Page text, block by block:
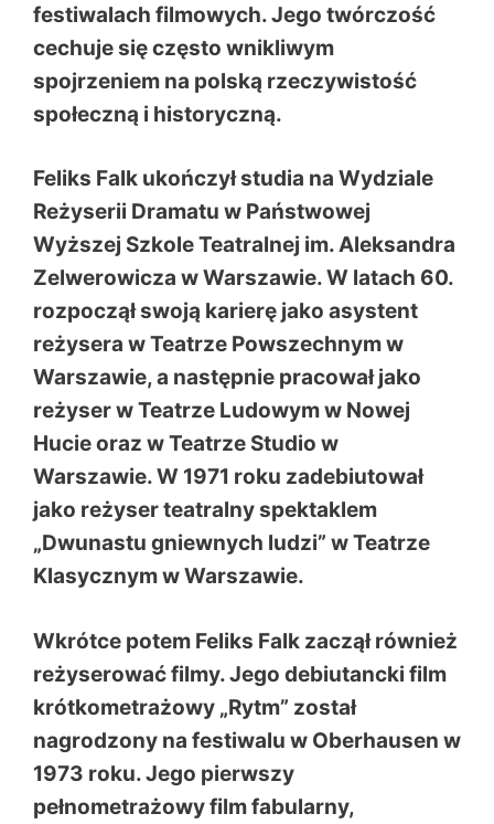
festiwalach filmowych. Jego twórczość
cechuje się często wnikliwym
spojrzeniem na polską rzeczywistość
społeczną i historyczną.
Feliks Falk ukończył studia na Wydziale
Reżyserii Dramatu w Państwowej
Wyższej Szkole Teatralnej im. Aleksandra
Zelwerowicza w Warszawie. W latach 60.
rozpoczął swoją karierę jako asystent
reżysera w Teatrze Powszechnym w
Warszawie, a następnie pracował jako
reżyser w Teatrze Ludowym w Nowej
Hucie oraz w Teatrze Studio w
Warszawie. W 1971 roku zadebiutował
jako reżyser teatralny spektaklem
„Dwunastu gniewnych ludzi” w Teatrze
Klasycznym w Warszawie.
Wkrótce potem Feliks Falk zaczął również
reżyserować filmy. Jego debiutancki film
krótkometrażowy „Rytm” został
nagrodzony na festiwalu w Oberhausen w
1973 roku. Jego pierwszy
pełnometrażowy film fabularny,